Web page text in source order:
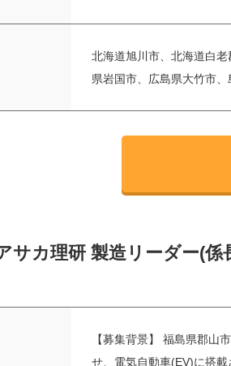
北海道旭川市、北海道白
県岩国市、広島県大竹市
サカ理研 製造リーダー(係
【募集背景】 福島県郡山
せ、電気自動車(EV)に搭